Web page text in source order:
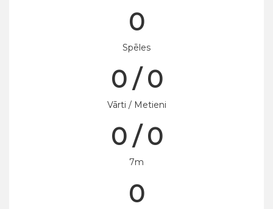
0
Spēles
0 / 0
Vārti / Metieni
0 / 0
7m
0